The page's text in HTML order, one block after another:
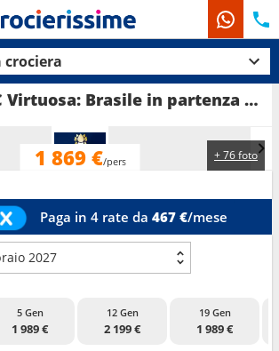
Crociera MSC Virtuosa: Brasile in partenza da Salvador di Bahia
+ 76 foto
1 869 €/pers
Paga in 4 rate da 467 €/mese
2027
5 Gen
1 989 €
12 Gen
2 199 €
19 Gen
1 989 €
crociera
Compagnie